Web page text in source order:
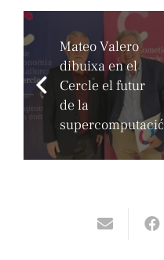
Mateo Valero
dibuixa en el
Cercle el futur
de la
supercomputació